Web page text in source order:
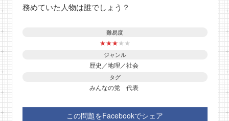
務めていた人物は誰でしょう？
難易度
★★★★ ★
ジャンル
歴史／地理／社会
タグ
みんなの党 代表
この問題をFacebookでシェア